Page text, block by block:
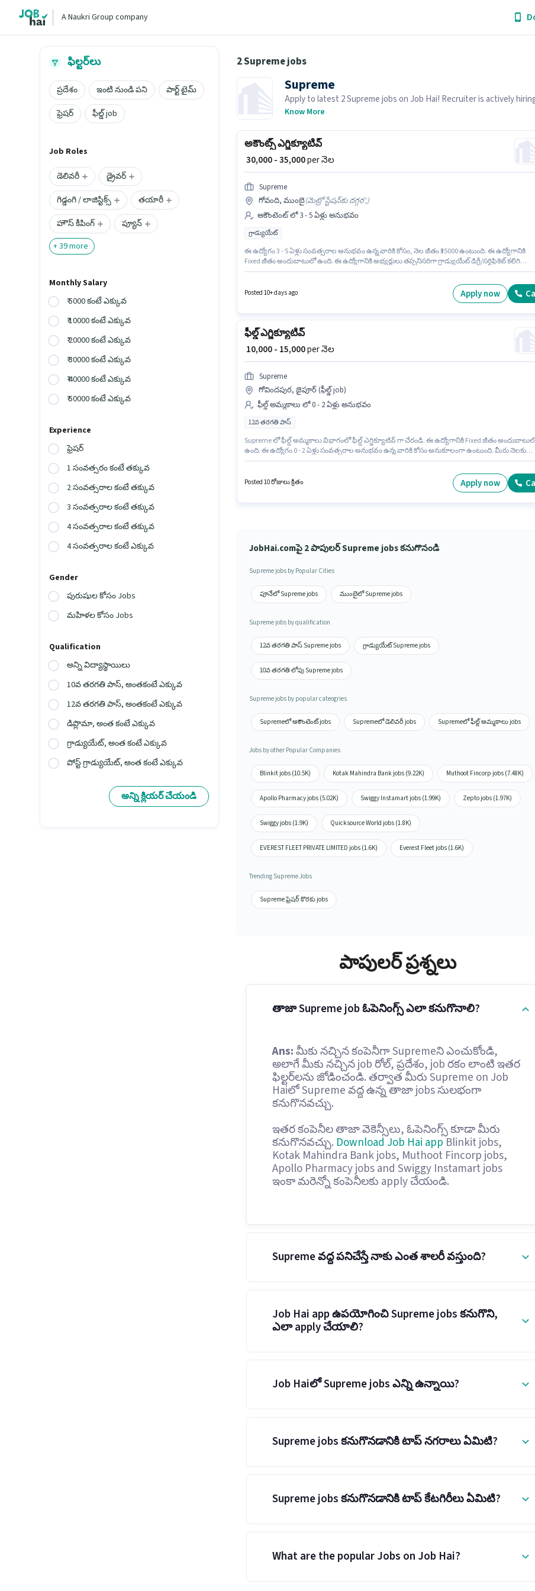
A Naukri Group company
ఫిల్టర్‌లు
ప్రదేశం ఇంటి నుండి పని
పార్ట్ టైమ్
ఫ్రెషర్
ఫీల్డ్ job
Job Roles
డెలివరీ
డ్రైవర్
గిడ్డంగి / లాజిస్టిక్స్
తయారీ
హౌస్ కీపింగ్
ప్యూన్
+39more
Monthly Salary
₹ 5000 కంటే ఎక్కువ
₹ 10000 కంటే ఎక్కువ
₹ 20000 కంటే ఎక్కువ
₹ 30000 కంటే ఎక్కువ
₹ 40000 కంటే ఎక్కువ
₹ 50000 కంటే ఎక్కువ
Experience
ఫ్రెషర్
1 సంవత్సరం కంటే తక్కువ
2 సంవత్సరాల కంటే తక్కువ
3 సంవత్సరాల కంటే తక్కువ
4 సంవత్సరాల కంటే తక్కువ
4 సంవత్సరాల కంటే ఎక్కువ
Gender
పురుషుల కోసం Jobs
మహిళల కోసం Jobs
Qualification
అన్ని విద్యాస్థాయిలు
10వ తరగతి పాస్, అంతకంటే ఎక్కువ
12వ తరగతి పాస్, అంతకంటే ఎక్కువ
డిప్లొమా, అంత కంటే ఎక్కువ
గ్రాడ్యుయేట్, అంత కంటే ఎక్కువ
పోస్ట్ గ్రాడ్యుయేట్, అంత కంటే ఎక్కువ
అన్ని క్లియర్ చేయండి
2 Supreme jobs
Supreme
Apply to latest 2 Supreme jobs on Job Hai! Recruiter is actively
your area.
Know More
అకౌంట్స్ ఎగ్జిక్యూటివ్
₹ 30,000 - 35,000per నెల
Supreme
గోవంది, ముంబై(మెట్రో స్టేషన్‌కు దగ్గర',)
అకౌంటెంట్ లో 3 - 5 ఏళ్లు అనుభవం
గ్రాడ్యుయేట్
ఈ ఉద్యోగం 3 - 5 ఏళ్లు సంవత్సరాల అనుభవం ఉన్న వారికి కోసం, నెల జీతం ₹35000 ఉంటుంది. ఈ ఉద్యోగానికి
Fixed జీతం అందుబాటులో ఉంది. ఈ ఉద్యోగానికి అభ్యర్థులు తప్పనిసరిగా గ్రాడ్యుయేట్ డిగ్రీ/సర్టిఫికెట్ కలిగి
Posted 10+ days ago Apply now
ఫీల్డ్ ఎగ్జిక్యూటివ్
₹ 10,000 - 15,000per నెల
Supreme
గోవిందపుర, జైపూర్ (ఫీల్డ్ job)
ఫీల్డ్ అమ్మకాలు లో 0 - 2 ఏళ్లు అనుభవం
12వ తరగతి పాస్
Supreme లో ఫీల్డ్ అమ్మకాలు విభాగంలో ఫీల్డ్ ఎగ్జిక్యూటివ్ గా చేరండి. ఈ ఉద్యోగానికి Fixed జీతం
ఉంది. ఈ ఉద్యోగం 0 - 2 ఏళ్లు సంవత్సరాల అనుభవం ఉన్న వారికి కోసం అనుకూలంగా ఉంటుంది. మీరు నెలకు
Posted 10 రోజులు క్రితం Apply now
JobHai.comపై 2 పాపులర్ Supreme jobs కనుగొనండి
Supreme jobs by Popular Cities
పూనేలో Supreme jobs ముంబైలో Supreme jobs
Supreme jobs by qualification
12వ తరగతి పాస్ Supreme jobs గ్రాడ్యుయేట్ Supreme jobs
10వ తరగతి లోపు Supreme jobs
Supreme jobs by popular cateogries
Supremeలో అకౌంటెంట్ jobs Supremeలో డెలివరీ jobs Supremeలో ఫీల్డ్ అమ్మకాలు jobs
Jobs by other Popular Companies
Blinkit jobs (10.5K) Kotak Mahindra Bank jobs (9.22K) Muthoot Fincorp jobs (7.48K)
Apollo Pharmacy jobs (5.02K) Swiggy Instamart jobs (1.99K) Zepto jobs (1.97K)
Swiggy jobs (1.9K) Quicksource World jobs (1.8K)
EVEREST FLEET PRIVATE LIMITED jobs (1.6K) Everest Fleet jobs (1.6K)
Trending Supreme Jobs
Supreme ఫ్రెషర్ కొరకు jobs
పాపులర్ ప్రశ్నలు
తాజా Supreme job ఓపెనింగ్స్ ఎలా కనుగొనాలి?
Ans:మీకు నచ్చిన కంపెనీగా Supremeని ఎంచుకోండి,
అలాగే మీకు నచ్చిన job రోల్, ప్రదేశం, job రకం లాంటి ఇతర
ఫిల్టర్‌లను జోడించండి. తర్వాత మీరు Supreme on Job
Haiలో Supreme వద్ద ఉన్న తాజా jobs సులభంగా
కనుగొనవచ్చు.
ఇతర కంపెనీల తాజా వెకెన్సీలు, ఓపెనింగ్స్ కూడా మీరు
కనుగొనవచ్చు. Download Job Hai app Blinkit jobs,
Kotak Mahindra Bank jobs, Muthoot Fincorp jobs,
Apollo Pharmacy jobs and Swiggy Instamart jobs
ఇంకా మరెన్నో కంపెనీలకు apply చేయండి.
Supreme వద్ద పనిచేస్తే నాకు ఎంత శాలరీ వస్తుంది?
Job Hai app ఉపయోగించి Supreme jobs కనుగొని,
ఎలా apply చేయాలి?
Job Haiలో Supreme jobs ఎన్ని ఉన్నాయి?
Supreme jobs కనుగొనడానికి టాప్ నగరాలు ఏమిటి?
Supreme jobs కనుగొనడానికి టాప్ కేటగిరీలు ఏమిటి?
What are the popular Jobs on Job Hai?